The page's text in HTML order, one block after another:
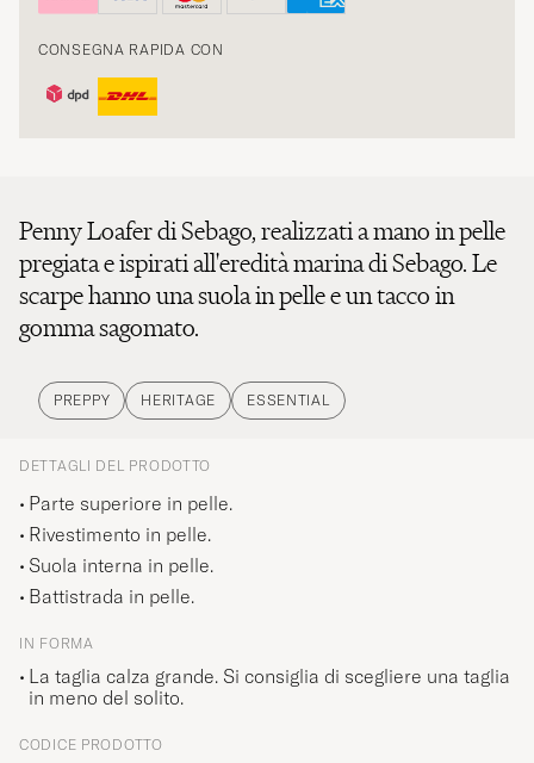
CONSEGNA RAPIDA CON
Penny Loafer di Sebago, realizzati a mano in pelle
pregiata e ispirati all'eredità marina di Sebago. Le
scarpe hanno una suola in pelle e un tacco in
gomma sagomato.
PREPPY HERITAGE ESSENTIAL
DETTAGLI DEL PRODOTTO
Parte superiore in pelle.
Rivestimento in pelle.
Suola interna in pelle.
Battistrada in pelle.
IN FORMA
La taglia calza grande. Si consiglia di scegliere una taglia
in meno del solito.
CODICE PRODOTTO